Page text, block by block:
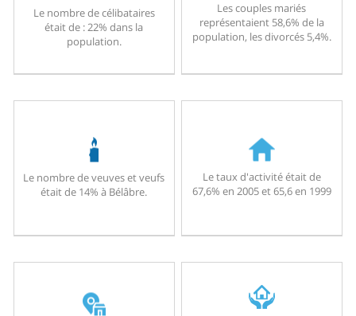
Le nombre de célibataires
était de : 22% dans la
population.
Les couples mariés
représentaient 58,6% de la
population, les divorcés 5,4%.
Le nombre de veuves et veufs
était de 14% à Bélâbre.
Le taux d'activité était de
67,6% en 2005 et 65,6 en 1999